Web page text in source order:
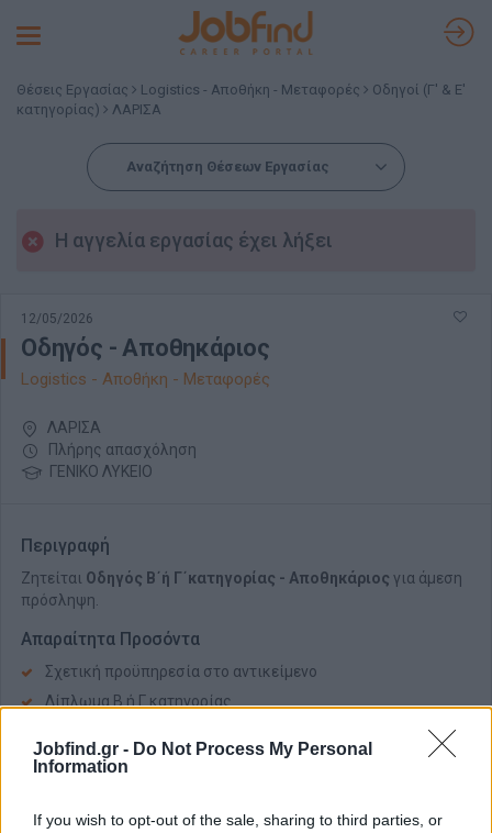
Jobfind.gr - Do Not Process My Personal
Information
If you wish to opt-out of the sale, sharing to third parties, or
Toggle
Θέσεις Εργασίας Logistics - Αποθήκη - Μεταφορές
Οδηγοί (Γ' & Ε'
κατηγορίας)
ΛΑΡΙΣΑ
Αναζήτηση Θέσεων Εργασίας
Η αγγελία εργασίας έχει λήξει
12/05/2026
Οδηγός - Αποθηκάριος
Logistics - Αποθήκη - Μεταφορές
ΛΑΡΙΣΑ
Πλήρης απασχόληση
ΓΕΝΙΚΟ ΛΥΚΕΙΟ
Περιγραφή
Ζητείται Οδηγός Β΄ή Γ΄κατηγορίας - Αποθηκάριος για άμεση
πρόσληψη.
Απαραίτητα Προσόντα
Σχετική προϋπηρεσία στο αντικείμενο
Δίπλωμα Β ή Γ κατηγορίας
Τηλέφωνο επικοινωνίας:6987300984